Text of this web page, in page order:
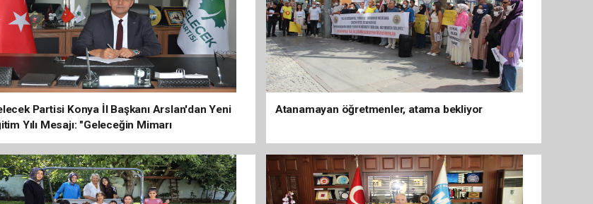
Partisi Konya İl Başkanı Arslan'dan Yeni
Yılı Mesajı: "Geleceğin Mimarı
Atanamayan öğretmenler, atama bekliyor